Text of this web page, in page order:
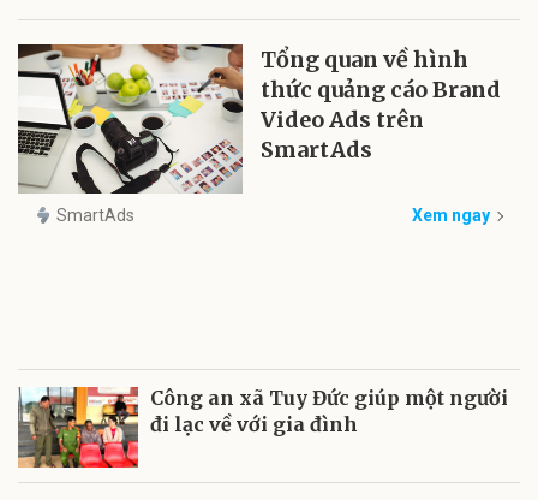
Tổng quan về hình
thức quảng cáo Brand
Video Ads trên
SmartAds
SmartAds Xem ngay
Công an xã Tuy Đức giúp một người
đi lạc về với gia đình